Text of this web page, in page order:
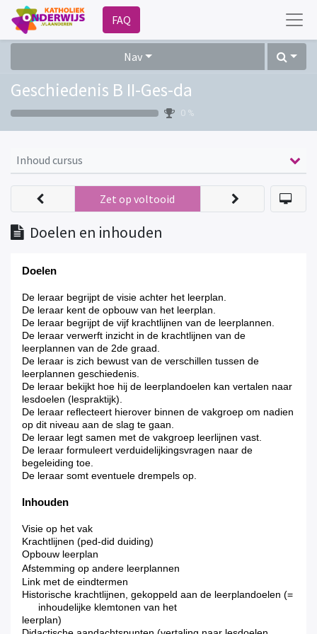
FAQ
Nav
Geschiedenis B II-Ges-da
0 %
Inhoud cursus
Doelen en inhouden
Zet op voltooid
Doelen
De leraar begrijpt de visie achter het leerplan.
De leraar kent de opbouw van het leerplan.
De leraar begrijpt de vijf krachtlijnen van de leerplannen.
De leraar verwerft inzicht in de krachtlijnen van de
leerplannen van de 2de graad.
De leraar is zich bewust van de verschillen tussen de
leerplannen geschiedenis.
De leraar bekijkt hoe hij de leerplandoelen kan vertalen naar
lesdoelen (lespraktijk).
De leraar reflecteert hierover binnen de vakgroep om nadien
op dit niveau aan de slag te gaan.
De leraar legt samen met de vakgroep leerlijnen vast.
De leraar formuleert verduidelijkingsvragen naar de
begeleiding toe.
De leraar somt eventuele drempels op.
Inhouden
Visie op het vak
Krachtlijnen (ped-did duiding)
Opbouw leerplan
Afstemming op andere leerplannen
Link met de eindtermen
Historische krachtlijnen, gekoppeld aan de leerplandoelen (=
inhoudelijke klemtonen van het
leerplan)